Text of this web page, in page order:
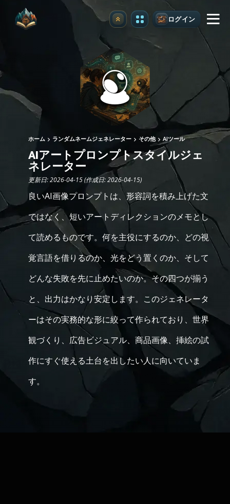
アップグレード ログイン
ホーム ランダムネームジェネレーター その他 AIツール
AIアートプロンプトスタイルジェ
ネレーター
更新日: 2026-04-15 (作成日: 2026-04-15)
良いAI画像プロンプトは、形容詞を積み上げた文
ではなく、短いアートディレクションのメモとし
て読めるものです。何を主役にするのか、どの視
覚言語を借りるのか、光をどう置くのか、そして
どんな失敗を先に止めたいのか。その四つが揃う
と、出力はかなり安定します。このジェネレータ
ーはその実務的な形に絞って作られており、世界
観づくり、広告ビジュアル、商品画像、挿絵の試
作にすぐ使える土台を出したい人に向いていま
す。